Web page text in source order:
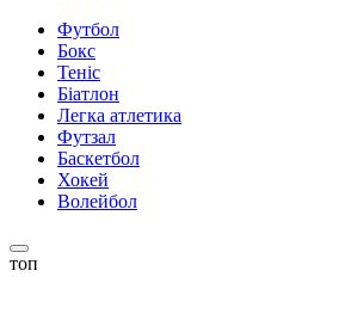
Футбол
Бокс
Теніс
Біатлон
Легка атлетика
Футзал
Баскетбол
Хокей
Волейбол
топ